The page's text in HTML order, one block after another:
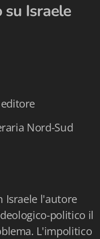
su Israele
Nord-Sud
Israele l'autore
politico il
L'impolitico